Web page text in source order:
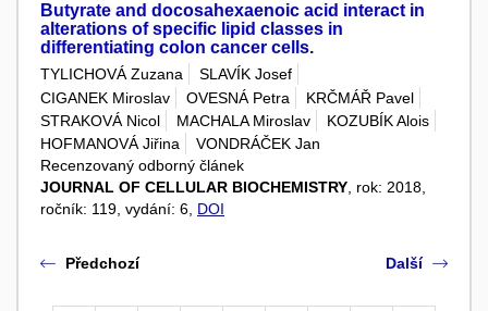
Butyrate and docosahexaenoic acid interact in
alterations of specific lipid classes in
differentiating colon cancer cells.
TYLICHOVÁ Zuzana
SLAVÍK Josef
CIGANEK Miroslav
OVESNÁ Petra
KRČMÁŘ Pavel
STRAKOVÁ Nicol
MACHALA Miroslav
KOZUBÍK Alois
HOFMANOVÁ Jiřina
VONDRÁČEK Jan
Recenzovaný odborný článek
JOURNAL OF CELLULAR BIOCHEMISTRY, rok: 2018,
ročník: 119, vydání: 6, DOI
Předchozí Další